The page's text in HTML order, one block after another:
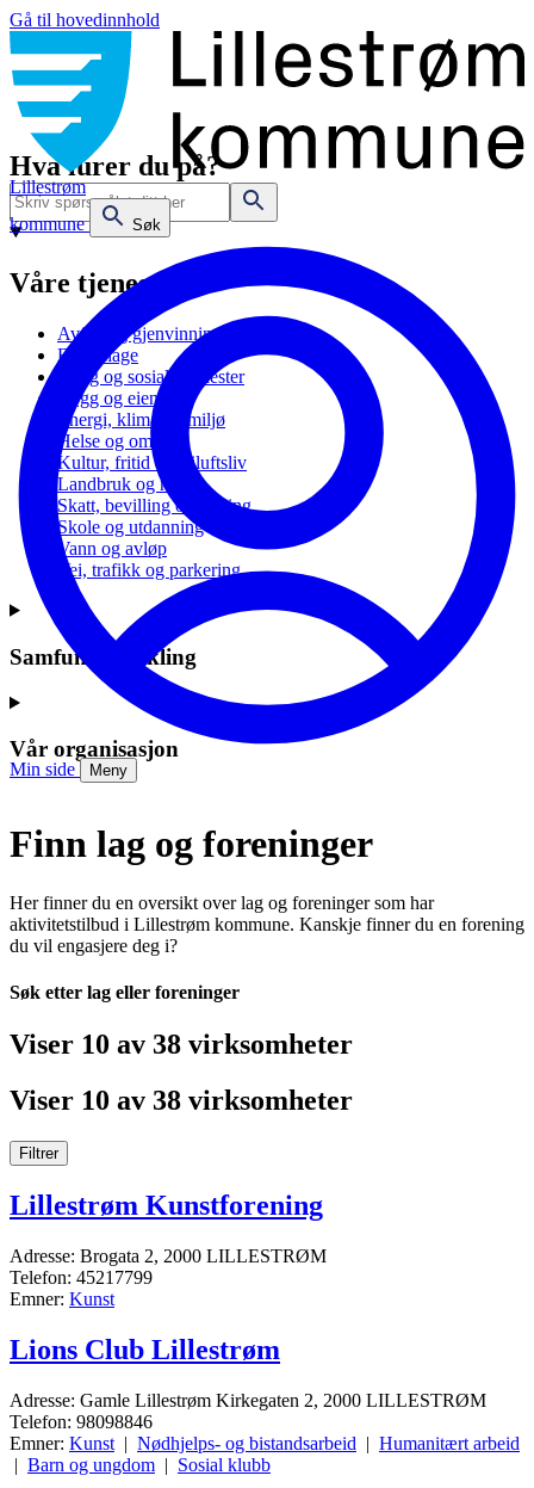
Gå til hovedinnhold
Lillestrøm
kommune
Søk
Min side Meny
Hva lurer du på?
Våre tjenester
Avfall og gjenvinning
Barnehage
Bolig og sosiale tjenester
Bygg og eiendom
Energi, klima og miljø
Helse og omsorg
Kultur, fritid og friluftsliv
Landbruk og natur
Skatt, bevilling og næring
Skole og utdanning
Vann og avløp
Vei, trafikk og parkering
Samfunnsutvikling
Vår organisasjon
Finn lag og foreninger
Her finner du en oversikt over lag og foreninger som har
aktivitetstilbud i Lillestrøm kommune. Kanskje finner du en forening
du vil engasjere deg i?
Søk etter lag eller foreninger
Viser 10 av 38 virksomheter
Viser 10 av 38 virksomheter
Filtrer
Lillestrøm Kunstforening
Adresse: Brogata 2, 2000 LILLESTRØM
Telefon: 45217799
Emner: Kunst
Lions Club Lillestrøm
Adresse: Gamle Lillestrøm Kirkegaten 2, 2000 LILLESTRØM
Telefon: 98098846
Emner: Kunst | Nødhjelps- og bistandsarbeid | Humanitært arbeid
| Barn og ungdom | Sosial klubb